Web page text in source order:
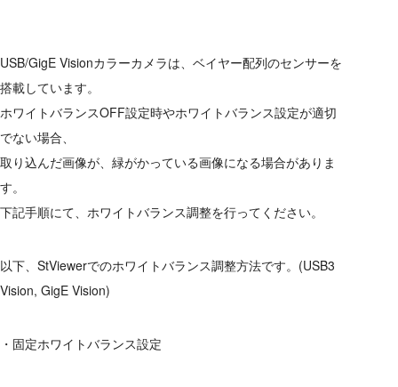
USB/GigE Visionカラーカメラは、ベイヤー配列のセンサーを
搭載しています。
ホワイトバランスOFF設定時やホワイトバランス設定が適切
でない場合、
取り込んだ画像が、緑がかっている画像になる場合がありま
す。
下記手順にて、ホワイトバランス調整を行ってください。
以下、StViewerでのホワイトバランス調整方法です。(USB3
Vision, GigE Vision)
・固定ホワイトバランス設定